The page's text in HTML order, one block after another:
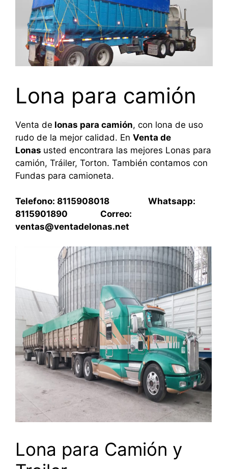
Lona para camión
Venta de lonas para camión, con lona de uso
rudo de la mejor calidad. En Venta de
Lonas usted encontrara las mejores Lonas para
camión, Tráiler, Torton. También contamos con
Fundas para camioneta.
Telefono: 8115908018 Whatsapp:
8115901890 Correo:
ventas@ventadelonas.net
Lona para Camión y